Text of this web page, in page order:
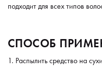
подходит для всех типов
СПОСОБ
Распылить средство на